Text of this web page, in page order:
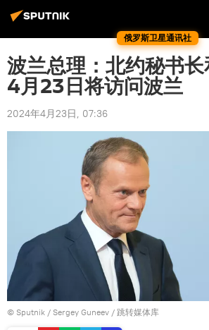
俄罗斯卫星通讯社
波兰总理：北约秘书
4月23日将访问波兰
2024年4月23日, 07:36
© Sputnik / Sergey Guneev / 跳转媒体库